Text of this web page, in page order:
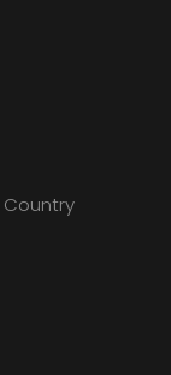
Country